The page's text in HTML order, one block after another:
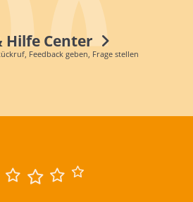
Hilfe Center
Feedback geben, Frage stellen